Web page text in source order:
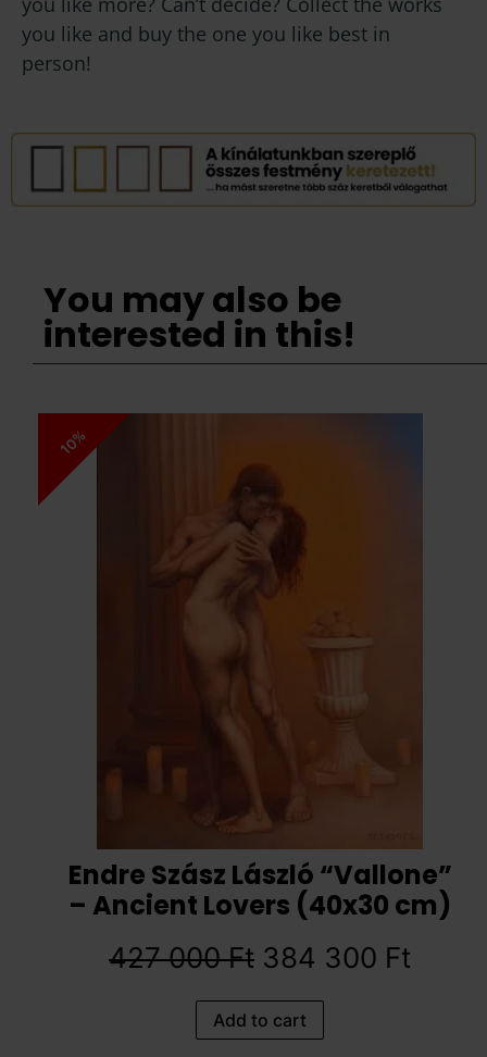
you like and buy the one you like best in
person!
You may also be
interested in this!
10%
Endre Szász László “Vallone”
– Ancient Lovers (40x30 cm)
427 000Ft 384 300 Ft
Add to cart